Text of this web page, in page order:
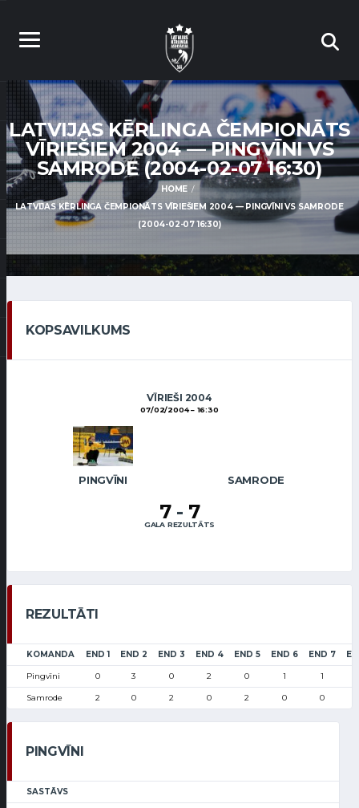
LATVIJAS KĒRLINGA ČEMPIONĀTS
VĪRIEŠIEM 2004 — PINGVĪNI VS
SAMRODE (2004-02-07 16:30)
HOME
LATVIJAS KĒRLINGA ČEMPIONĀTS VĪRIEŠIEM 2004 — PINGVĪNI VS SAMRODE
(2004-02-07 16:30)
KOPSAVILKUMS
VĪRIEŠI 2004
07/02/2004 16:30
PINGVĪNI SAMRODE
7 - 7
GALA REZULTĀTS
REZULTĀTI
KOMANDA END 1 END 2 END 3 END 4 END 5 END 6 END 7
Pingvīni 0 3 0 2 0 1 1
Samrode 2 0 2 0 2 0 0
PINGVĪNI
SASTĀVS